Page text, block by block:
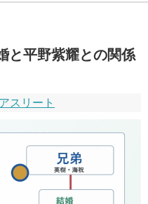
と平野紫耀との関係
アスリート